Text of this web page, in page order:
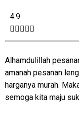
4.9

Alhamdulillah
amanah pesanan
harganya murah.
semoga kita maju